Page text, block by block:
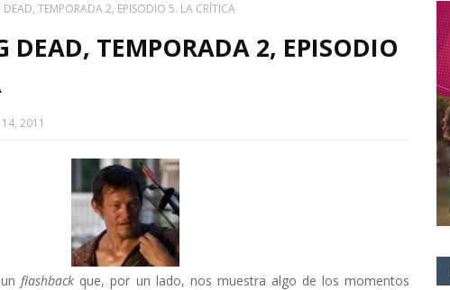
TEMPORADA 2, EPISODIO 5. LA CRÍTICA
DEAD, TEMPORADA 2, EPISODIO
2011
unflashback que, por un lado, nos muestra algo de los momentos